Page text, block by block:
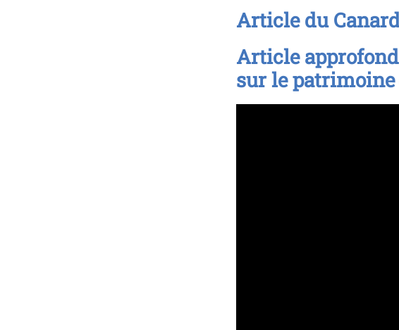
Article du
Article
sur le